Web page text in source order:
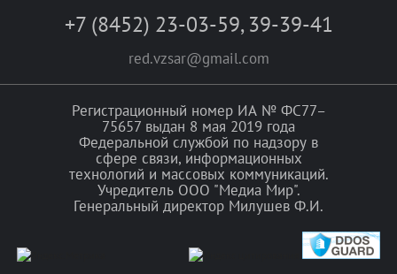
+7 (8452) 23-03-59, 39-39-41
red.vzsar@gmail.com
Регистрационный номер ИА № ФС77–
75657 выдан 8 мая 2019 года
Федеральной службой по надзору в
сфере связи, информационных
технологий и массовых коммуникаций.
Учредитель ООО "Медиа Мир".
Генеральный директор Милушев Ф.И.